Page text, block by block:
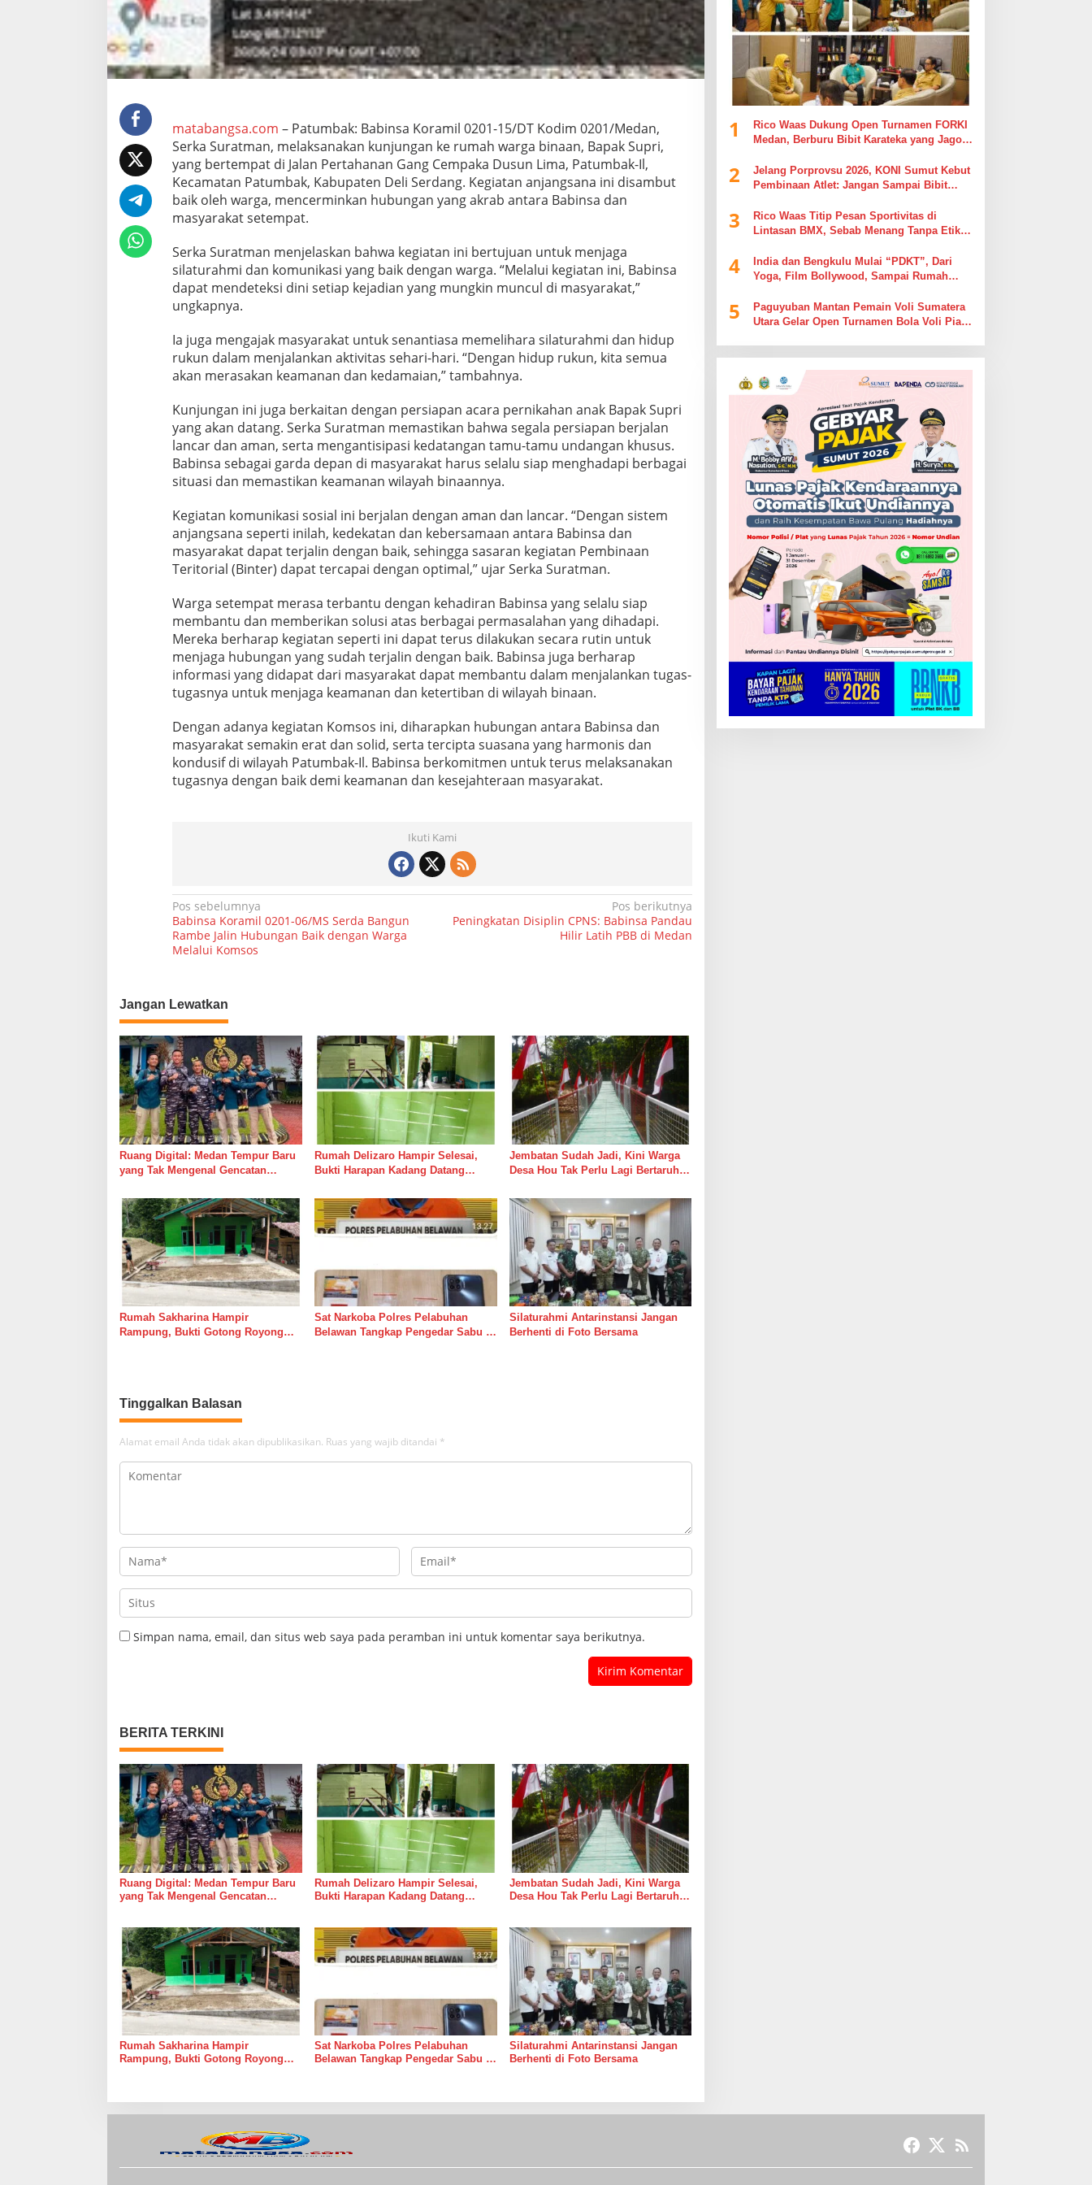
a
t
u
r
m
i
d
e
n
g
a
n
a
r
g
a
P
t
u
m
k
matabangsa.com – Patumbak: Babinsa Koramil 0201-15/DT Kodim 0201/Medan,
Serka Suratman, melaksanakan kunjungan ke rumah warga binaan, Bapak Supri,
yang bertempat di Jalan Pertahanan Gang Cempaka Dusun Lima, Patumbak-Il,
Kecamatan Patumbak, Kabupaten Deli Serdang. Kegiatan anjangsana ini disambut
baik oleh warga, mencerminkan hubungan yang akrab antara Babinsa dan
masyarakat setempat.
Serka Suratman menjelaskan bahwa kegiatan ini bertujuan untuk menjaga
silaturahmi dan komunikasi yang baik dengan warga. “Melalui kegiatan ini, Babinsa
dapat mendeteksi dini setiap kejadian yang mungkin muncul di masyarakat,”
ungkapnya.
Ia juga mengajak masyarakat untuk senantiasa memelihara silaturahmi dan hidup
rukun dalam menjalankan aktivitas sehari-hari. “Dengan hidup rukun, kita semua
akan merasakan keamanan dan kedamaian,” tambahnya.
Kunjungan ini juga berkaitan dengan persiapan acara pernikahan anak Bapak Supri
yang akan datang. Serka Suratman memastikan bahwa segala persiapan berjalan
lancar dan aman, serta mengantisipasi kedatangan tamu-tamu undangan khusus.
Babinsa sebagai garda depan di masyarakat harus selalu siap menghadapi berbagai
situasi dan memastikan keamanan wilayah binaannya.
Kegiatan komunikasi sosial ini berjalan dengan aman dan lancar. “Dengan sistem
anjangsana seperti inilah, kedekatan dan kebersamaan antara Babinsa dan
masyarakat dapat terjalin dengan baik, sehingga sasaran kegiatan Pembinaan
Teritorial (Binter) dapat tercapai dengan optimal,” ujar Serka Suratman.
Warga setempat merasa terbantu dengan kehadiran Babinsa yang selalu siap
membantu dan memberikan solusi atas berbagai permasalahan yang dihadapi.
Mereka berharap kegiatan seperti ini dapat terus dilakukan secara rutin untuk
menjaga hubungan yang sudah terjalin dengan baik. Babinsa juga berharap
informasi yang didapat dari masyarakat dapat membantu dalam menjalankan tugas-
tugasnya untuk menjaga keamanan dan ketertiban di wilayah binaan.
Dengan adanya kegiatan Komsos ini, diharapkan hubungan antara Babinsa dan
masyarakat semakin erat dan solid, serta tercipta suasana yang harmonis dan
kondusif di wilayah Patumbak-Il. Babinsa berkomitmen untuk terus melaksanakan
tugasnya dengan baik demi keamanan dan kesejahteraan masyarakat.
Ikuti Kami
N
a
v
g
a
s
i
p
o
s
Pos sebelumnya
Babinsa Koramil 0201-06/MS Serda Bangun
Rambe Jalin Hubungan Baik dengan Warga
Melalui Komsos
Pos berikutnya
Peningkatan Disiplin CPNS: Babinsa Pandau
Hilir Latih PBB di Medan
Jangan Lewatkan
Ruang Digital: Medan Tempur Baru
yang Tak Mengenal Gencatan
Rumah Delizaro Hampir Selesai,
Bukti Harapan Kadang Datang
Jembatan Sudah Jadi, Kini Warga
Desa Hou Tak Perlu Lagi Bertaruh
Rumah Sakharina Hampir
Rampung, Bukti Gotong Royong
Sat Narkoba Polres Pelabuhan
Belawan Tangkap Pengedar Sabu di
Silaturahmi Antarinstansi Jangan
Berhenti di Foto Bersama
Tinggalkan Balasan
Alamat email Anda tidak akan dipublikasikan. Ruas yang wajib ditandai *
Simpan nama, email, dan situs web saya pada peramban ini untuk komentar saya berikutnya.
BERITA TERKINI
Ruang Digital: Medan Tempur Baru
yang Tak Mengenal Gencatan
Rumah Delizaro Hampir Selesai,
Bukti Harapan Kadang Datang
Jembatan Sudah Jadi, Kini Warga
Desa Hou Tak Perlu Lagi Bertaruh
Rumah Sakharina Hampir
Rampung, Bukti Gotong Royong
Sat Narkoba Polres Pelabuhan
Belawan Tangkap Pengedar Sabu di
Silaturahmi Antarinstansi Jangan
Berhenti di Foto Bersama
1
Rico Waas Dukung Open Turnamen FORKI
Medan, Berburu Bibit Karateka yang Jago
Komentar
2
Jelang Porprovsu 2026, KONI Sumut Kebut
Pembinaan Atlet: Jangan Sampai Bibit
3
Rico Waas Titip Pesan Sportivitas di
Lintasan BMX, Sebab Menang Tanpa Etika
4
India dan Bengkulu Mulai “PDKT”, Dari
Yoga, Film Bollywood, Sampai Rumah
5
Paguyuban Mantan Pemain Voli Sumatera
Utara Gelar Open Turnamen Bola Voli Piala